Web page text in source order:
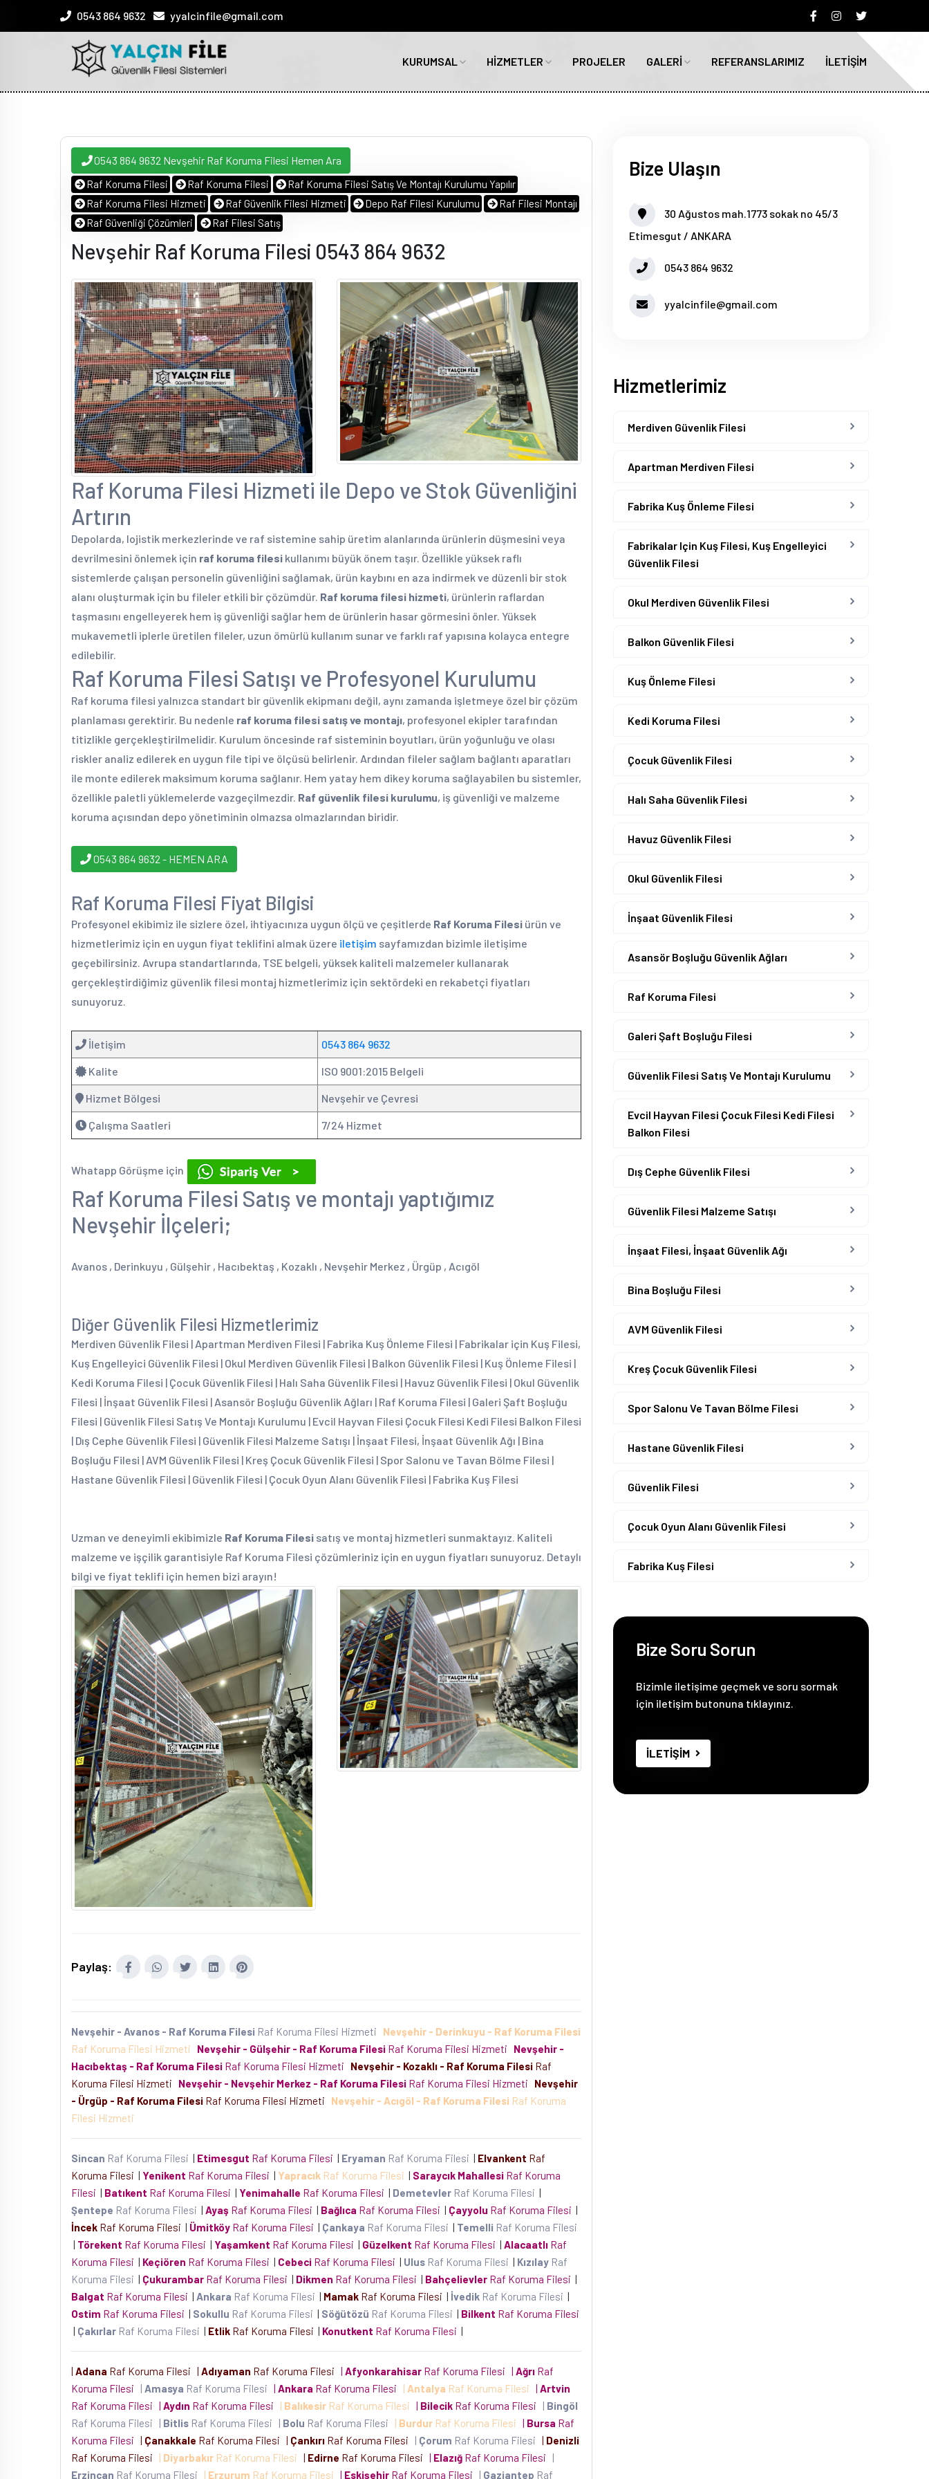
0543 864 9632 yyalcinfile@gmail.com
KURUMSAL HİZMETLER PROJELER GALERİ REFERANSLARIMIZ İLETİŞİM
0543 864 9632 Nevşehir Raf Koruma Filesi Hemen Ara
Raf Koruma Filesi Raf Koruma Filesi
Raf Koruma Filesi Satış Ve Montajı Kurulumu Yapılır
Raf Koruma Filesi Hizmeti
Raf Güvenlik Filesi Hizmeti Depo Raf Filesi Kurulumu
Raf Filesi Montajı
Raf Güvenliği Çözümleri
Raf Filesi Satış
Nevşehir Raf Koruma Filesi 0543 864 9632
Raf Koruma Filesi Hizmeti ile Depo ve Stok Güvenliğini
Artırın
Depolarda, lojistik merkezlerinde ve raf sistemine sahip üretim alanlarında ürünlerin düşmesini veya
devrilmesini önlemek için raf koruma filesi kullanımı büyük önem taşır. Özellikle yüksek raflı
sistemlerde çalışan personelin güvenliğini sağlamak, ürün kaybını en aza indirmek ve düzenli bir stok
alanı oluşturmak için bu fileler etkili bir çözümdür. Raf koruma filesi hizmeti, ürünlerin raflardan
taşmasını engelleyerek hem iş güvenliği sağlar hem de ürünlerin hasar görmesini önler. Yüksek
mukavemetli iplerle üretilen fileler, uzun ömürlü kullanım sunar ve farklı raf yapısına kolayca entegre
edilebilir.
Raf Koruma Filesi Satışı ve Profesyonel Kurulumu
Raf koruma filesi yalnızca standart bir güvenlik ekipmanı değil, aynı zamanda işletmeye özel bir çözüm
planlaması gerektirir. Bu nedenle raf koruma filesi satış ve montajı, profesyonel ekipler tarafından
titizlikle gerçekleştirilmelidir. Kurulum öncesinde raf sisteminin boyutları, ürün yoğunluğu ve olası
riskler analiz edilerek en uygun file tipi ve ölçüsü belirlenir. Ardından fileler sağlam bağlantı aparatları
ile monte edilerek maksimum koruma sağlanır. Hem yatay hem dikey koruma sağlayabilen bu sistemler,
özellikle paletli yüklemelerde vazgeçilmezdir. Raf güvenlik filesi kurulumu, iş güvenliği ve malzeme
koruma açısından depo yönetiminin olmazsa olmazlarından biridir.
0543 864 9632 - HEMEN ARA
Raf Koruma Filesi Fiyat Bilgisi
Profesyonel ekibimiz ile sizlere özel, ihtiyacınıza uygun ölçü ve çeşitlerde Raf Koruma Filesi ürün ve
hizmetlerimiz için en uygun fiyat teklifini almak üzere iletişim sayfamızdan bizimle iletişime
geçebilirsiniz. Avrupa standartlarında, TSE belgeli, yüksek kaliteli malzemeler kullanarak
gerçekleştirdiğimiz güvenlik filesi montaj hizmetlerimiz için sektördeki en rekabetçi fiyatları
sunuyoruz.
İletişim 0543 864 9632
Kalite ISO 9001:2015 Belgeli
Hizmet Bölgesi Nevşehir ve Çevresi
Çalışma Saatleri 7/24 Hizmet
Whatapp Görüşme için
Raf Koruma Filesi Satış ve montajı yaptığımız
Nevşehir İlçeleri;
Avanos , Derinkuyu , Gülşehir , Hacıbektaş , Kozaklı , Nevşehir Merkez , Ürgüp , Acıgöl
Diğer Güvenlik Filesi Hizmetlerimiz
Merdiven Güvenlik Filesi | Apartman Merdiven Filesi | Fabrika Kuş Önleme Filesi | Fabrikalar için Kuş Filesi,
Kuş Engelleyici Güvenlik Filesi | Okul Merdiven Güvenlik Filesi | Balkon Güvenlik Filesi | Kuş Önleme Filesi |
Kedi Koruma Filesi | Çocuk Güvenlik Filesi | Halı Saha Güvenlik Filesi | Havuz Güvenlik Filesi | Okul Güvenlik
Filesi | İnşaat Güvenlik Filesi | Asansör Boşluğu Güvenlik Ağları | Raf Koruma Filesi | Galeri Şaft Boşluğu
Filesi | Güvenlik Filesi Satış Ve Montajı Kurulumu | Evcil Hayvan Filesi Çocuk Filesi Kedi Filesi Balkon Filesi
| Dış Cephe Güvenlik Filesi | Güvenlik Filesi Malzeme Satışı | İnşaat Filesi, İnşaat Güvenlik Ağı | Bina
Boşluğu Filesi | AVM Güvenlik Filesi | Kreş Çocuk Güvenlik Filesi | Spor Salonu ve Tavan Bölme Filesi |
Hastane Güvenlik Filesi | Güvenlik Filesi | Çocuk Oyun Alanı Güvenlik Filesi | Fabrika Kuş Filesi
Uzman ve deneyimli ekibimizle Raf Koruma Filesi satış ve montaj hizmetleri sunmaktayız. Kaliteli
malzeme ve işçilik garantisiyle Raf Koruma Filesi çözümleriniz için en uygun fiyatları sunuyoruz. Detaylı
bilgi ve fiyat teklifi için hemen bizi arayın!
Paylaş:
Nevşehir - Avanos - Raf Koruma Filesi Raf Koruma Filesi Hizmeti
Nevşehir - Derinkuyu - Raf Koruma Filesi
Raf Koruma Filesi Hizmeti
Nevşehir - Gülşehir - Raf Koruma Filesi Raf Koruma Filesi Hizmeti
Nevşehir -
Hacıbektaş - Raf Koruma Filesi Raf Koruma Filesi Hizmeti Nevşehir - Kozaklı - Raf Koruma Filesi Raf
Koruma Filesi Hizmeti
Nevşehir - Nevşehir Merkez - Raf Koruma Filesi Raf Koruma Filesi Hizmeti
Nevşehir
- Ürgüp - Raf Koruma Filesi Raf Koruma Filesi Hizmeti Nevşehir - Acıgöl - Raf Koruma Filesi Raf Koruma
Filesi Hizmeti
Sincan Raf Koruma Filesi | Etimesgut Raf Koruma Filesi | Eryaman Raf Koruma Filesi | Elvankent Raf
Koruma Filesi | Yenikent Raf Koruma Filesi | Yapracık Raf Koruma Filesi | Saraycık Mahallesi Raf Koruma
Filesi | Batıkent Raf Koruma Filesi | Yenimahalle Raf Koruma Filesi | Demetevler Raf Koruma Filesi |
Şentepe Raf Koruma Filesi | Ayaş Raf Koruma Filesi | Bağlıca Raf Koruma Filesi | Çayyolu Raf Koruma Filesi |
İncek Raf Koruma Filesi | Ümitköy Raf Koruma Filesi | Çankaya Raf Koruma Filesi | Temelli Raf Koruma Filesi
| Törekent Raf Koruma Filesi | Yaşamkent Raf Koruma Filesi | Güzelkent Raf Koruma Filesi | Alacaatlı Raf
Koruma Filesi | Keçiören Raf Koruma Filesi | Cebeci Raf Koruma Filesi | Ulus Raf Koruma Filesi | Kızılay Raf
Koruma Filesi | Çukurambar Raf Koruma Filesi | Dikmen Raf Koruma Filesi | Bahçelievler Raf Koruma Filesi |
Balgat Raf Koruma Filesi | Ankara Raf Koruma Filesi | Mamak Raf Koruma Filesi | İvedik Raf Koruma Filesi |
Ostim Raf Koruma Filesi | Sokullu Raf Koruma Filesi | Söğütözü Raf Koruma Filesi | Bilkent Raf Koruma Filesi
| Çakırlar Raf Koruma Filesi | Etlik Raf Koruma Filesi | Konutkent Raf Koruma Filesi |
| Adana Raf Koruma Filesi | Adıyaman Raf Koruma Filesi | Afyonkarahisar Raf Koruma Filesi | Ağrı Raf
Koruma Filesi
| Amasya Raf Koruma Filesi | Ankara Raf Koruma Filesi | Antalya Raf Koruma Filesi | Artvin
Raf Koruma Filesi | Aydın Raf Koruma Filesi | Balıkesir Raf Koruma Filesi | Bilecik Raf Koruma Filesi | Bingöl
Raf Koruma Filesi
| Bitlis Raf Koruma Filesi | Bolu Raf Koruma Filesi | Burdur Raf Koruma Filesi | Bursa Raf
Koruma Filesi | Çanakkale Raf Koruma Filesi | Çankırı Raf Koruma Filesi | Çorum Raf Koruma Filesi | Denizli
Raf Koruma Filesi
| Diyarbakır Raf Koruma Filesi | Edirne Raf Koruma Filesi | Elazığ Raf Koruma Filesi
|
Erzincan Raf Koruma Filesi | Erzurum Raf Koruma Filesi | Eskişehir Raf Koruma Filesi | Gaziantep Raf
Bize Ulaşın
30 Ağustos mah.1773 sokak no 45/3
Etimesgut / ANKARA
0543 864 9632
yyalcinfile@gmail.com
Hizmetlerimiz
Merdiven Güvenlik Filesi
Apartman Merdiven Filesi
Fabrika Kuş Önleme Filesi
Fabrikalar Için Kuş Filesi, Kuş Engelleyici
Güvenlik Filesi
Okul Merdiven Güvenlik Filesi
Balkon Güvenlik Filesi
Kuş Önleme Filesi
Kedi Koruma Filesi
Çocuk Güvenlik Filesi
Halı Saha Güvenlik Filesi
Havuz Güvenlik Filesi
Okul Güvenlik Filesi
İnşaat Güvenlik Filesi
Asansör Boşluğu Güvenlik Ağları
Raf Koruma Filesi
Galeri Şaft Boşluğu Filesi
Güvenlik Filesi Satış Ve Montajı Kurulumu
Evcil Hayvan Filesi Çocuk Filesi Kedi Filesi
Balkon Filesi
Dış Cephe Güvenlik Filesi
Güvenlik Filesi Malzeme Satışı
İnşaat Filesi, İnşaat Güvenlik Ağı
Bina Boşluğu Filesi
AVM Güvenlik Filesi
Kreş Çocuk Güvenlik Filesi
Spor Salonu Ve Tavan Bölme Filesi
Hastane Güvenlik Filesi
Güvenlik Filesi
Çocuk Oyun Alanı Güvenlik Filesi
Fabrika Kuş Filesi
Bize Soru Sorun
Bizimle iletişime geçmek ve soru sormak
için iletişim butonuna tıklayınız.
İLETİŞİM